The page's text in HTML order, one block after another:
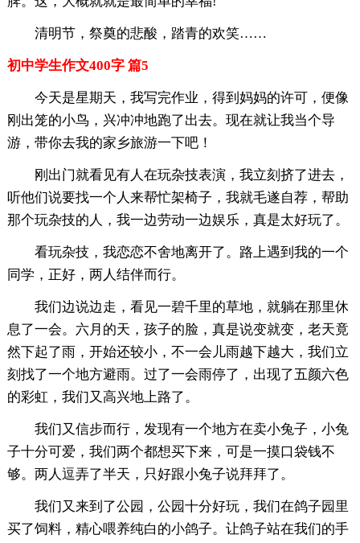
清明节，祭奠的悲酸，踏青的欢笑……
初中学生作文400字 篇5
今天是星期天，我写完作业，得到妈妈的许可，便像
刚出笼的小鸟，兴冲冲地跑了出去。现在就让我当个导
游，带你去我的家乡旅游一下吧！
刚出门就看见有人在玩杂技表演，我立刻挤了进去，
听他们说要找一个人来帮忙架椅子，我就毛遂自荐，帮助
那个玩杂技的人，我一边劳动一边娱乐，真是太好玩了。
看玩杂技，我恋恋不舍地离开了。路上遇到我的一个
同学，正好，两人结伴而行。
我们边说边走，看见一碧千里的草地，就躺在那里休
息了一会。六月的天，孩子的脸，真是说变就变，老天竟
然下起了雨，开始还较小，不一会儿雨越下越大，我们立
刻找了一个地方避雨。过了一会雨停了，出现了五颜六色
的彩虹，我们又高兴地上路了。
我们又信步而行，发现有一个地方在卖小兔子，小兔
子十分可爱，我们两个都想买下来，可是一摸口袋钱不
够。两人逗弄了半天，只好跟小兔子说拜拜了。
我们又来到了公园，公园十分好玩，我们在鸽子园里
买了饲料，精心喂养纯白的小鸽子。让鸽子站在我们的手